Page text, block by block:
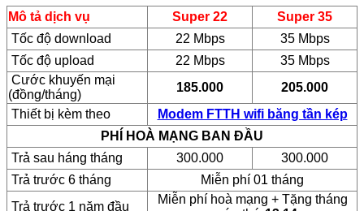
Mô tả dịch vụ Super 22
Super 35
Tốc độ download
22 Mbps
35 Mbps
Tốc độ upload
22 Mbps
35 Mbps
Cước khuyến mại
(đồng/tháng)
185.000
205.000
Thiết bị kèm theo
Modem FTTH wifi băng tần kép
PHÍ HOÀ MẠNG BAN ĐẦU
Trả sau háng tháng
300.000
300.000
Trả trước 6 tháng
Miễn phí 01 tháng
Trả trước 1 năm đầu
Miễn phí hoà mạng + Tặng tháng